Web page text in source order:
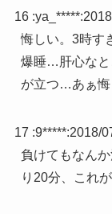
16 :ya_*****:
悔しい。3時す
爆睡…肝心なと
が立つ…あぁ悔
17 :9*****:2018/
負けてもなん
り20分、これ